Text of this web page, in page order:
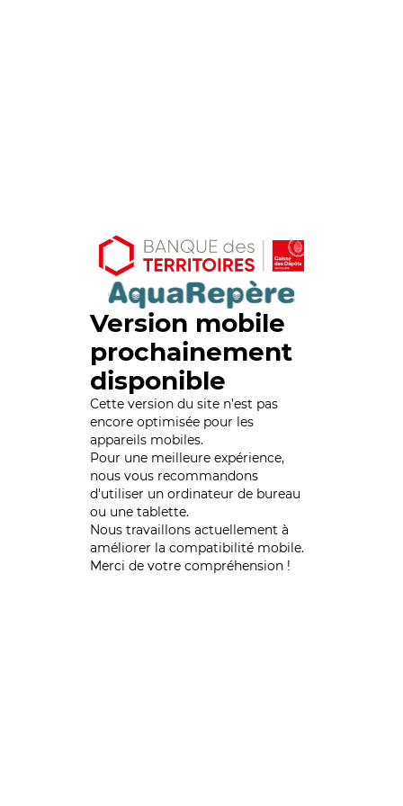
Version mobile
prochainement
disponible
Cette version du site n’est pas
encore optimisée pour les
appareils mobiles.
Pour une meilleure expérience,
nous vous recommandons
d'utiliser un ordinateur de bureau
ou une tablette.
Nous travaillons actuellement à
améliorer la compatibilité mobile.
Merci de votre compréhension !